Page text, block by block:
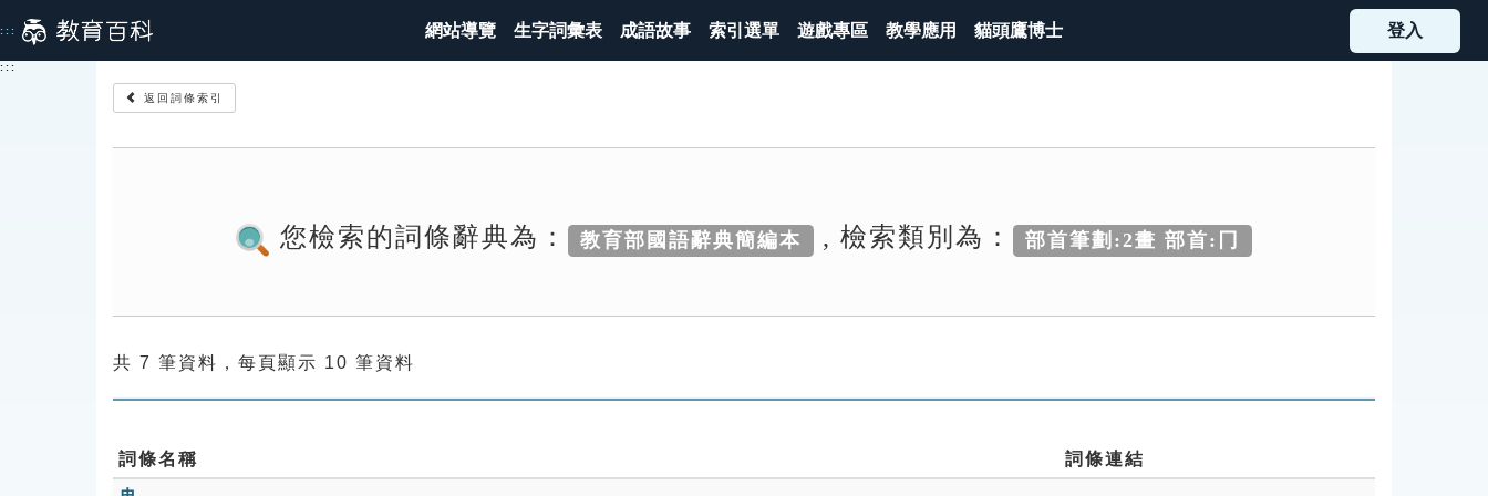
到
主
::: 網站導覽 生字詞彙表 成語故事 索引選單 遊戲專區 教學應用 貓頭鷹博士 登入
:::
返回詞條索引
您檢索的詞條辭典為： 教育部國語辭典簡編本 , 檢索類別為： 部首筆劃:2畫 部首:冂
共 7 筆資料，每頁顯示 10 筆資料
詞條名稱
詞條連結